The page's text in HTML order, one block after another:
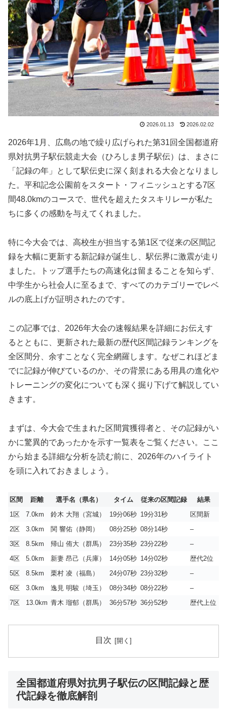
2026.01.13 2026.02.02
2026年1月、広島の地で繰り広げられた第31回全国都道府
県対抗男子駅伝競走大会（ひろしま男子駅伝）は、まさに
「記録の年」として駅伝史に深く刻まれる大会となりまし
た。平和記念公園前をスタート・フィニッシュとする7区
間48.0kmのコースで、世代を超えたタスキリレーが私た
ちに多くの感動を与えてくれました。
特に今大会では、高校生が担当する第1区で従来の区間記
録を大幅に更新する新記録が誕生し、駅伝界に激震が走り
ました。トップ選手たちの高速化は留まることを知らず、
中学生から社会人に至るまで、すべてのカテゴリーでレベ
ルの底上げが証明されたのです。
この記事では、2026年大会の速報結果を詳細にお伝えす
るとともに、更新された最新の歴代区間記録ランキングを
全区間分、余すことなく完全網羅します。なぜこれほどま
でに記録が伸びているのか、その背景にある用具の進化や
トレーニングの変化についても深く掘り下げて解説してい
きます。
まずは、今大会で生まれた区間賞獲得者と、その記録がい
かに驚異的であったかを示す一覧表をご覧ください。ここ
から始まる詳細な分析を読む前に、2026年のハイライト
を頭に入れておきましょう。
区間 距離 選手名（県名） タイム 従来の区間記録
結果
1区
7.0km 鈴木 大翔（宮城） 19分06秒 19分31秒
区間新
2区
3.0km 関 響佑（静岡） 08分25秒 08分14秒
–
3区
8.5km 帰山 侑大（群馬） 23分35秒 23分22秒
–
4区
5.0km 新妻 昂己（兵庫） 14分05秒 14分02秒
歴代2位
5区
8.5km 栗村 凌（福島） 24分07秒 23分32秒
–
6区
3.0km 逸見 明駿（埼玉） 08分34秒 08分22秒
–
7区
13.0km 青木 瑠郁（群馬） 36分57秒 36分52秒 歴代上位
目次
全国都道府県対抗男子駅伝の区間記録と歴
代記録を徹底解剖